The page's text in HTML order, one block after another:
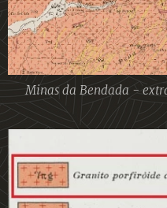
Minas da Bendada -